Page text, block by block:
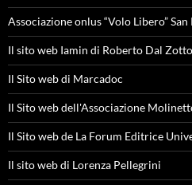
Associazione onlus “Volo Libero”
Il sito web Iamin di Roberto Dal Zotto
Il Sito web di Marcadoc
Il Sito web dell'Associazione
Il Sito web de La Forum Editrice
Il sito web di Lorenza Pellegrini